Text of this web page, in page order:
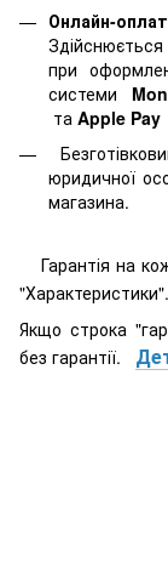
Онлайн-
при
системи
та Apple Pay
юридичної
магазина.
Гарантія на
Якщо строка
без гарантії.